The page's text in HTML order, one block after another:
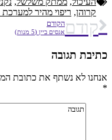
קרוהן, ריפוי מהיר למערכת
קודםהקודם
אגסים ביין (5 מנות)
כתיבת תגובה
אנחנו לא נשתף את כתובת
*